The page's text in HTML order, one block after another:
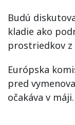
Budú
kladie ako
prostriedkov z
Európska
pred
očakáva v máji.